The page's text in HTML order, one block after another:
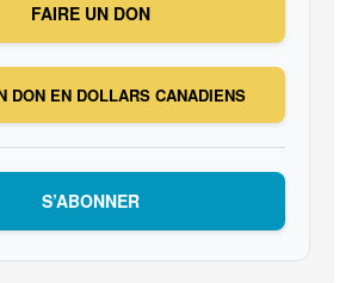
FAIRE UN DON
DON EN DOLLARS CANADIENS
S’ABONNER